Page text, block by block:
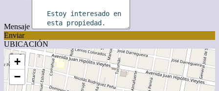
Mensaje
Enviar
UBICACIÓN
+
−